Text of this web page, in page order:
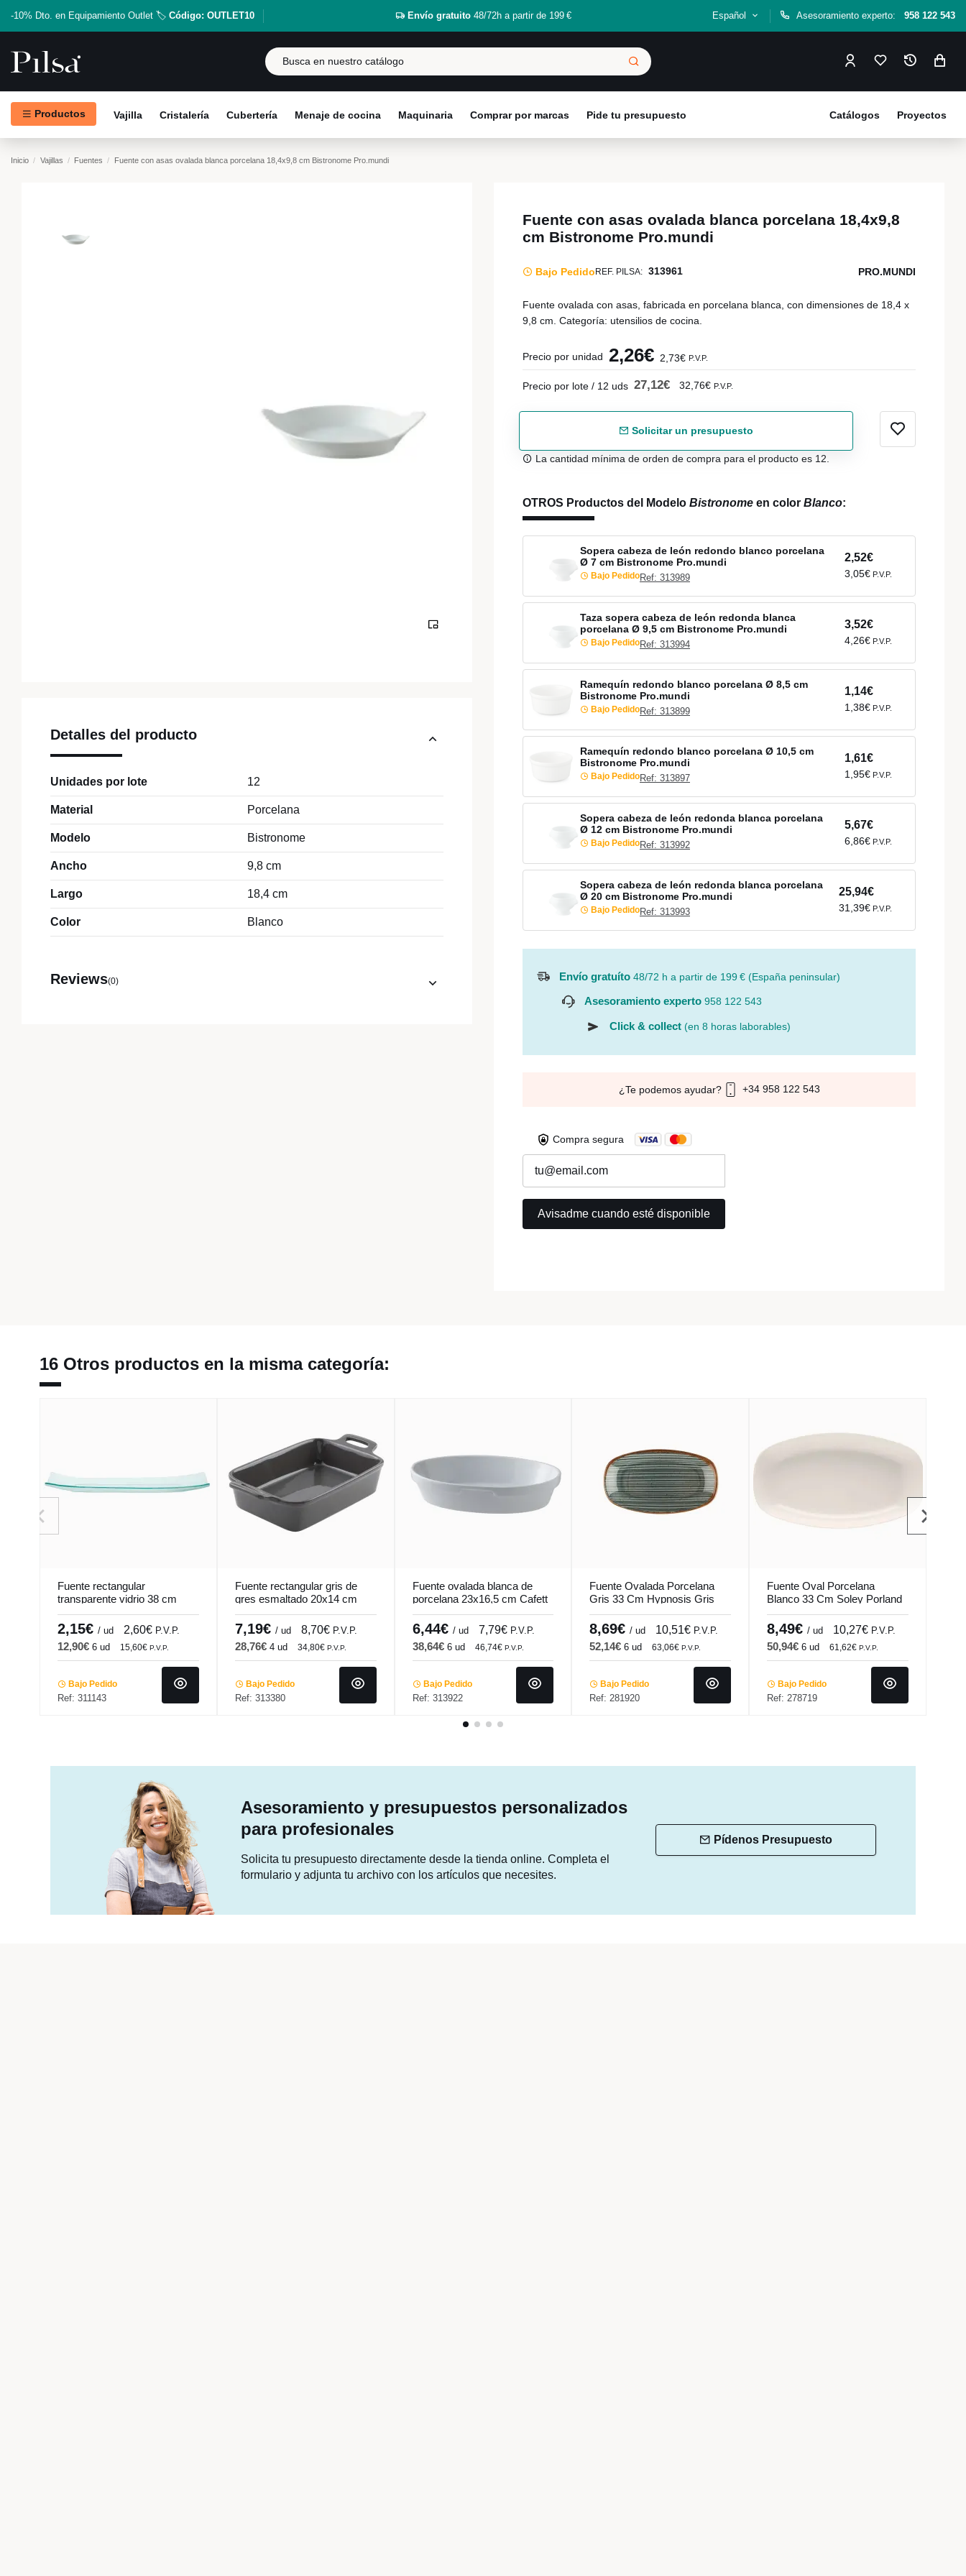
-10% Dto. en Equipamiento Outlet 🏷️ Código: OUTLET10 Envío gratuito48/72h a partir de 199 € Español Asesoramiento experto: 958 122 543
Productos Vajilla Cristalería Cubertería Menaje de cocina Maquinaria Comprar por marcas Pide tu presupuesto Proyectos
Catálogos
Inicio Vajillas Fuentes Fuente con asas ovalada blanca porcelana 18,4x9,8 cm Bistronome Pro.mundi
Detalles del producto
Unidades por lote 12
Material Porcelana
Modelo Bistronome
Ancho 9,8 cm
Largo 18,4 cm
Color Blanco
Reviews(0)
Fuente con asas ovalada blanca porcelana 18,4x9,8
cm Bistronome Pro.mundi
Bajo Pedido REF. PILSA: 313961 PRO.MUNDI
Fuente ovalada con asas, fabricada en porcelana blanca, con dimensiones de 18,4 x
9,8 cm. Categoría: utensilios de cocina.
Precio por unidad 2,26€ 2,73€ P.V.P.
Precio por lote / 12 uds 27,12€ 32,76€ P.V.P.
Solicitar un presupuesto
La cantidad mínima de orden de compra para el producto es 12.
OTROS Productos del Modelo Bistronome en color Blanco:
Sopera cabeza de león redondo blanco porcelana
Ø 7 cm Bistronome Pro.mundi
Bajo PedidoRef: 313989
2,52€
3,05€ P.V.P.
Taza sopera cabeza de león redonda blanca
porcelana Ø 9,5 cm Bistronome Pro.mundi
Bajo PedidoRef: 313994
3,52€
4,26€ P.V.P.
Ramequín redondo blanco porcelana Ø 8,5 cm
Bistronome Pro.mundi
Bajo PedidoRef: 313899
1,14€
1,38€ P.V.P.
Ramequín redondo blanco porcelana Ø 10,5 cm
Bistronome Pro.mundi
Bajo PedidoRef: 313897
1,61€
1,95€ P.V.P.
Sopera cabeza de león redonda blanca porcelana
Ø 12 cm Bistronome Pro.mundi
Bajo PedidoRef: 313992
5,67€
6,86€ P.V.P.
Sopera cabeza de león redonda blanca porcelana
Ø 20 cm Bistronome Pro.mundi
Bajo PedidoRef: 313993
25,94€
31,39€ P.V.P.
Envío gratuíto 48/72 h a partir de 199 € (España peninsular)
Asesoramiento experto 958 122 543
Click & collect (en 8 horas laborables)
¿Te podemos ayudar? +34 958 122 543
Compra segura
16 Otros productos en la misma categoría:
Fuente rectangular
transparente vidrio 38 cm
Bamboo Pro.mundi
2,15€ / ud 2,60€ P.V.P.
12,90€ 6 ud 15,60€ P.V.P.
Bajo Pedido
Ref: 311143
Fuente rectangular gris de
gres esmaltado 20x14 cm
Bistronome Pro.mundi
7,19€ / ud 8,70€ P.V.P.
28,76€ 4 ud 34,80€ P.V.P.
Bajo Pedido
Ref: 313380
Fuente ovalada blanca de
porcelana 23x16,5 cm Cafett
Pro.mundi
6,44€ / ud 7,79€ P.V.P.
38,64€ 6 ud 46,74€ P.V.P.
Bajo Pedido
Ref: 313922
Fuente Ovalada Porcelana
Gris 33 Cm Hypnosis Gris
Porland
8,69€/ ud 10,51€ P.V.P.
52,14€6 ud 63,06€P.V.P.
Bajo Pedido
Ref: 281920
Fuente Oval Porcelana
Blanco 33 Cm Soley Porland
8,49€/ ud 10,27€ P.V.P.
50,94€6 ud 61,62€P.V.P.
Bajo Pedido
Ref: 278719
Asesoramiento y presupuestos personalizados
para profesionales
Solicita tu presupuesto directamente desde la tienda online. Completa el
formulario y adjunta tu archivo con los artículos que necesites.
Pídenos Presupuesto